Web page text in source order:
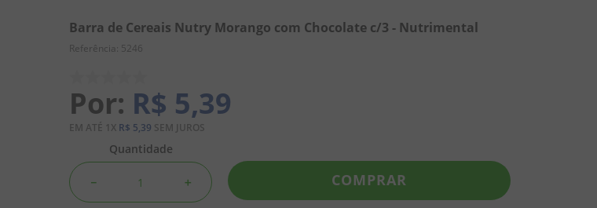
Barra de Cereais Nutry Morango com Chocolate c/3 - Nutrimental
Referência : 5246
R$ 5,39
EM ATÉ 1 X R$ 5,39 SEM JUROS
Quantidade
＋
－ COMPRAR